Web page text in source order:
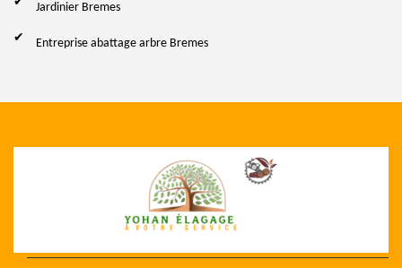
Jardinier Bremes
Entreprise abattage arbre Bremes